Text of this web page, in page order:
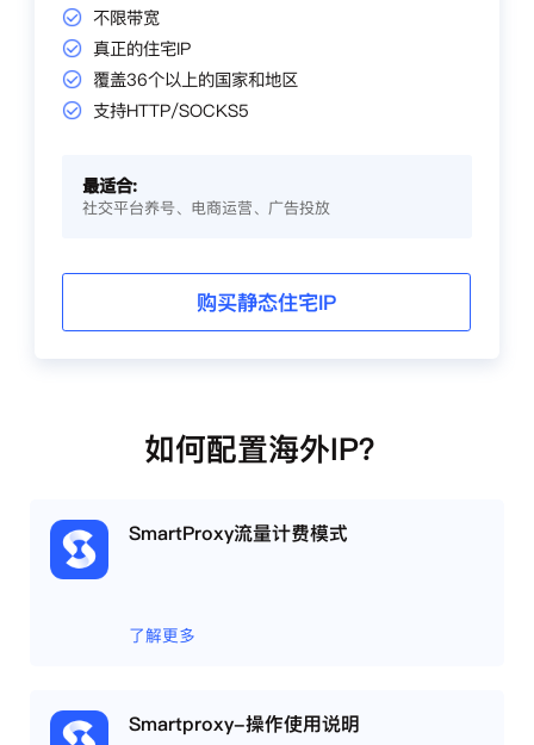
不限带宽
真正的住宅IP
覆盖36个以上的国家和地区
支持HTTP/SOCKS5
最适合:
社交平台养号、电商运营、广告投放
购买静态住宅IP
如何配置海外IP？
SmartProxy流量计费模式
了解更多
Smartproxy-操作使用说明